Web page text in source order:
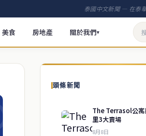
泰國中文新聞 — 在泰
美食 房地產 關於我們▾
頭條新聞
The Terrasol公寓
里3大賣場
8月8日